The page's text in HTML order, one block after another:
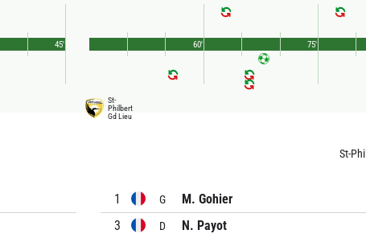
45'
St-
Philbert
Gd Lieu
60' 75'
St-
1 G
M. Gohier
3
D
N. Payot